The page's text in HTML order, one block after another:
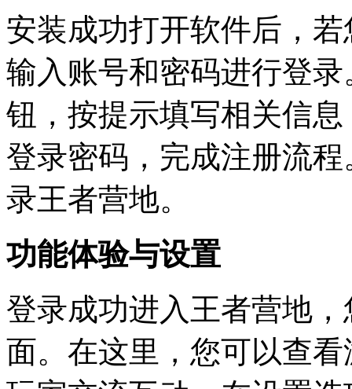
安装成功打开软件后，
输入账号和密码进行登
钮，按提示填写相关信
登录密码，完成注册流
录王者营地。
功能体验与设置
登录成功进入王者营地
面。在这里，您可以查看